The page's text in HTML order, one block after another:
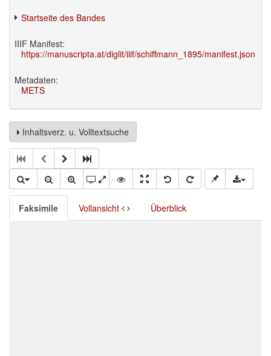
Startseite des Bandes
IIIF Manifest:
https://manuscripta.at/diglit/iiif/schiffmann_1895/manifest.json
Metadaten:
METS
Inhaltsverz. u. Volltextsuche
Faksimile Vollansicht Überblick